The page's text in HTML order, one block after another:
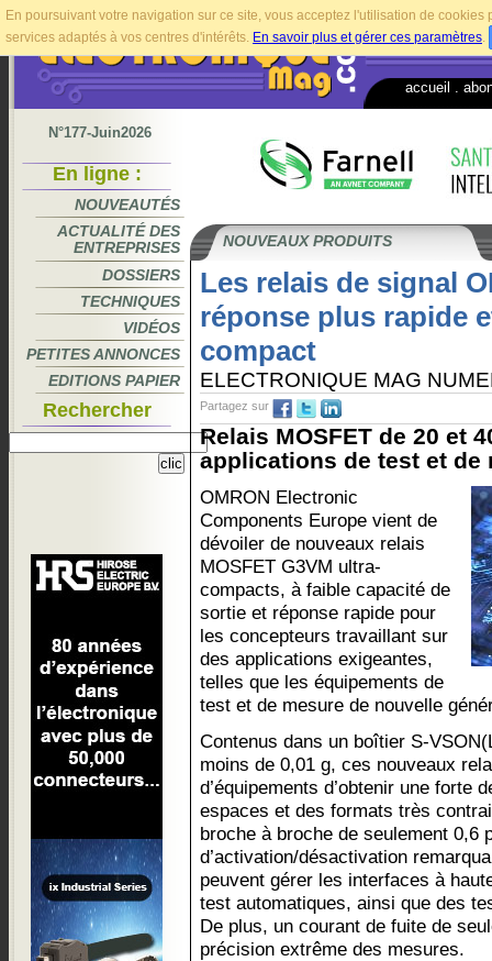
En poursuivant votre navigation sur ce site, vous acceptez l'utilisation de
services adaptés à vos centres d'intérêts. En savoir plus et gérer ces paramètres.
accueil
N°177-Juin2026
En ligne :
NOUVEAUTÉS
ACTUALITÉ DES
ENTREPRISES
DOSSIERS
TECHNIQUES
VIDÉOS
PETITES ANNONCES
EDITIONS PAPIER
Rechercher
NOUVEAUX PRODUITS
Les relais de signal
réponse plus rapide
compact
ELECTRONIQUE MAG
Partagez sur
Relais MOSFET de 20 et
applications de test et de
OMRON Electronic
Components Europe vient de
dévoiler de nouveaux relais
MOSFET G3VM ultra-
compacts, à faible capacité de
sortie et réponse rapide pour
les concepteurs travaillant sur
des applications exigeantes,
telles que les équipements de
test et de mesure de nouvelle
Contenus dans un boîtier S-
moins de 0,01 g, ces nouveaux
d’équipements d’obtenir une forte
espaces et des formats très
broche à broche de seulement 0,6
d’activation/désactivation
peuvent gérer les interfaces à
test automatiques, ainsi que des
De plus, un courant de fuite de
précision extrême des mesures.